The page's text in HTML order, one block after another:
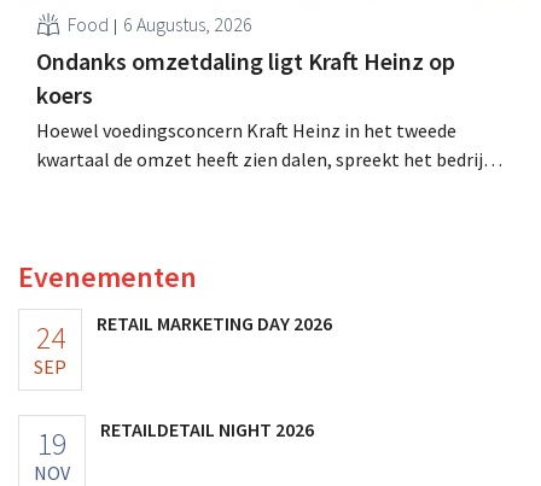
Food 6 Augustus, 2026
Ondanks omzetdaling ligt Kraft Heinz op
koers
Hoewel voedingsconcern Kraft Heinz in het tweede
kwartaal de omzet heeft zien dalen, spreekt het bedrijf
Evenementen
24
SEP
RETAIL MARKETING DAY 2026
19
NOV
RETAILDETAIL NIGHT 2026